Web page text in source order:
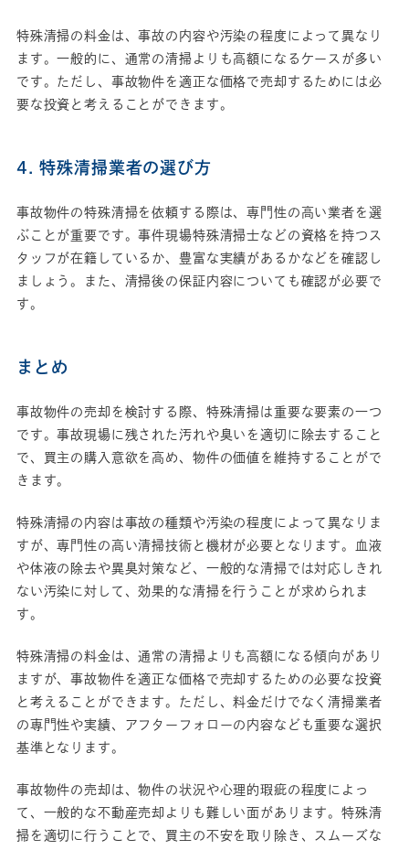
特殊清掃の料金は、事故の内容や汚染の程度によって異なり
ます。一般的に、通常の清掃よりも高額になるケースが多い
です。ただし、事故物件を適正な価格で売却するためには必
要な投資と考えることができます。
4. 特殊清掃業者の選び方
事故物件の特殊清掃を依頼する際は、専門性の高い業者を選
ぶことが重要です。事件現場特殊清掃士などの資格を持つス
タッフが在籍しているか、豊富な実績があるかなどを確認し
ましょう。また、清掃後の保証内容についても確認が必要で
す。
まとめ
事故物件の売却を検討する際、特殊清掃は重要な要素の一つ
です。事故現場に残された汚れや臭いを適切に除去すること
で、買主の購入意欲を高め、物件の価値を維持することがで
きます。
特殊清掃の内容は事故の種類や汚染の程度によって異なりま
すが、専門性の高い清掃技術と機材が必要となります。血液
や体液の除去や異臭対策など、一般的な清掃では対応しきれ
ない汚染に対して、効果的な清掃を行うことが求められま
す。
特殊清掃の料金は、通常の清掃よりも高額になる傾向があり
ますが、事故物件を適正な価格で売却するための必要な投資
と考えることができます。ただし、料金だけでなく清掃業者
の専門性や実績、アフターフォローの内容なども重要な選択
基準となります。
事故物件の売却は、物件の状況や心理的瑕疵の程度によっ
て、一般的な不動産売却よりも難しい面があります。特殊清
掃を適切に行うことで、買主の不安を取り除き、スムーズな